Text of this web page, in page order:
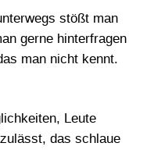
stößt man
gerne hinterfragen
man nicht kennt.
Leute
das schlaue